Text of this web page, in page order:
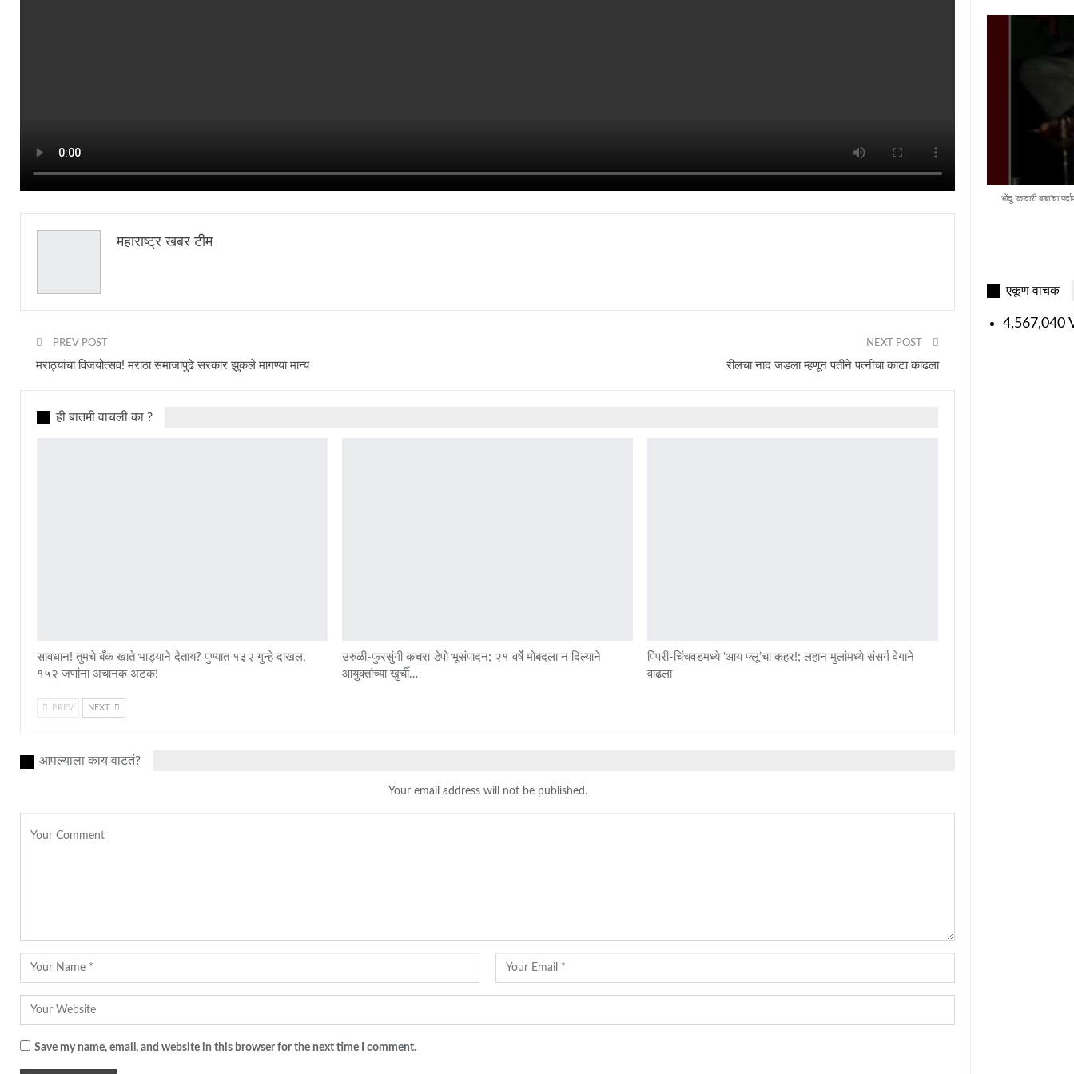
महाराष्ट्र खबर टीम
PREV POST
मराठ्यांचा विजयोत्सव! मराठा समाजापुढे सरकार झुकले मागण्या मान्य
NEXT POST
रीलचा नाद जडला म्हणून पतीने पत्नीचा काटा काढला
ही बातमी वाचली का ?
सावधान! तुमचे बँक खाते भाड्याने देताय? पुण्यात १३२ गुन्हे दाखल,
१५२ जणांना अचानक अटक!
उरुळी-फुरसुंगी कचरा डेपो भूसंपादन; २१ वर्षे मोबदला न दिल्याने
आयुक्तांच्या खुर्ची…
पिंपरी-चिंचवडमध्ये ‘आय फ्लू’चा कहर!; लहान मुलांमध्ये संसर्ग वेगाने
वाढला
PREV NEXT
आपल्याला काय वाटतं?
Your email address will not be published.
Save my name, email, and website in this browser for the next time I comment.
भोंदू 'कादारी बाबा'चा
एकूण वाचक
4,567,040